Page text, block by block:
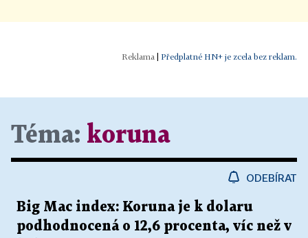
Předplatné HN+ je zcela bez reklam.
Téma: koruna
ODEBÍRAT
Big Mac index: Koruna je k dolaru
podhodnocená o 12,6 procenta, víc než v